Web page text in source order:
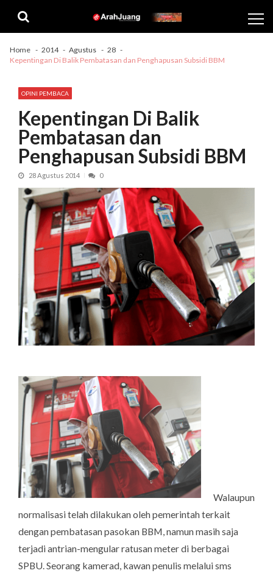
navigation
content
Home 2014 Agustus
28
Kepentingan Di Balik Pembatasan dan Penghapusan Subsidi BBM
OPINI PEMBACA
Kepentingan Di Balik
Pembatasan dan
Penghapusan Subsidi BBM
28 Agustus 2014 0
Walaupun
normalisasi telah dilakukan oleh pemerintah terkait
dengan pembatasan pasokan BBM, namun masih saja
terjadi antrian-mengular ratusan meter di berbagai
SPBU. Seorang kamerad, kawan penulis melalui sms